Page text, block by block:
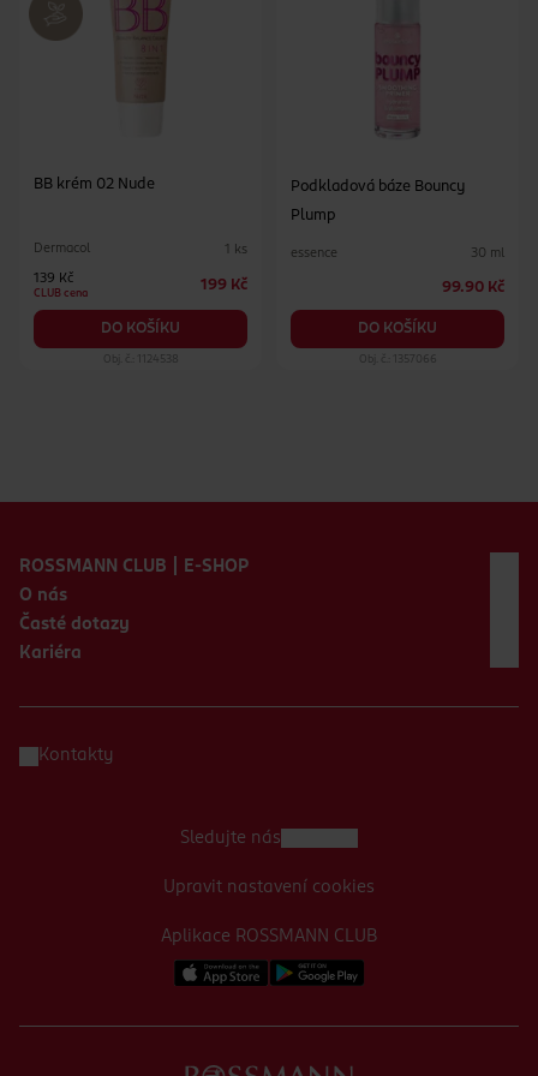
BB krém 02 Nude
Dermacol 1 ks
139 Kč
CLUB cena
199 Kč
DO KOŠÍKU
Obj. č.: 1124538
Podkladová báze Bouncy
Plump
essence 30 ml
99.90 Kč
DO KOŠÍKU
ROSSMANN CLUB | E-SHOP
O nás
Časté dotazy
Kariéra
Kontakty
Aplikace ROSSMANN CLUB
Sledujte nás
Upravit nastavení cookies